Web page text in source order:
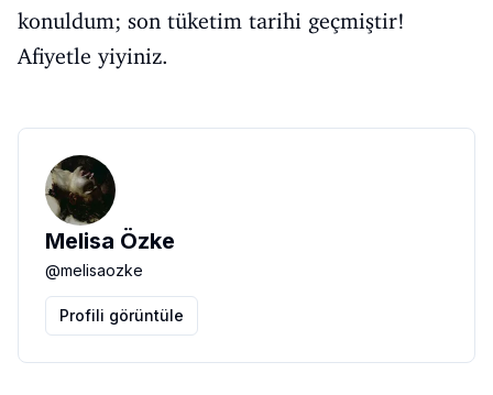
konuldum; son tüketim tarihi geçmiştir!
Afiyetle yiyiniz.
Melisa Özke
@melisaozke
Profili görüntüle